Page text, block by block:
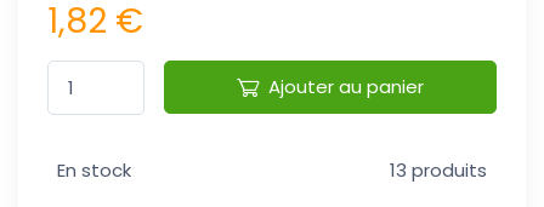
1,82 €
Ajouter au panier
En stock 13 produits